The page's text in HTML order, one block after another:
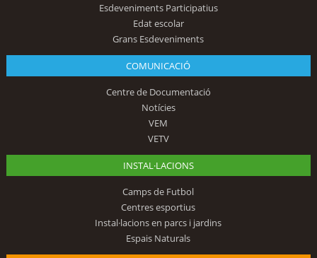
Esdeveniments Participatius
Edat escolar
Grans Esdeveniments
COMUNICACIÓ
Centre de Documentació
Notícies
VEM
VETV
INSTAL·LACIONS
Camps de Futbol
Centres esportius
Instal·lacions en parcs i jardins
Espais Naturals